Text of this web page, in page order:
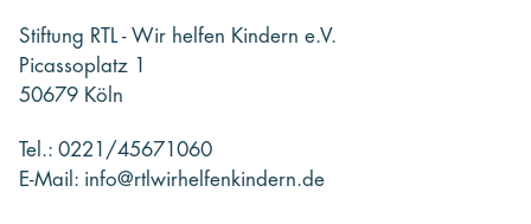
Stiftung RTL - Wir helfen Kindern e.V.
Picassoplatz 1
50679 Köln
Tel.: 0221/45671060
E-Mail: info@rtlwirhelfenkindern.de